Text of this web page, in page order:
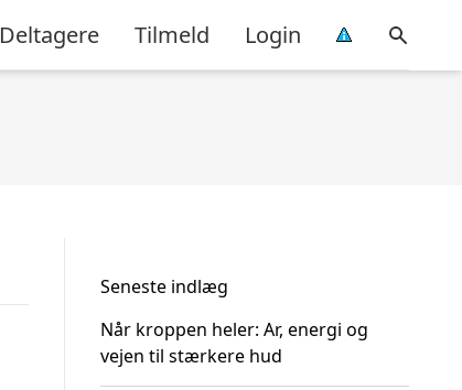
Deltagere Tilmeld Login
Seneste indlæg
Når kroppen heler: Ar, energi og
vejen til stærkere hud